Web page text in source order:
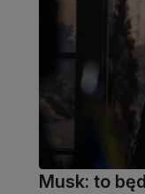
Musk: to